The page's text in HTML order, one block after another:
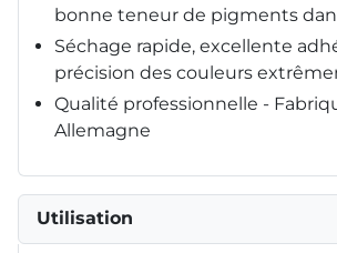
bonne teneur de pigments
Séchage rapide, excellente
précision des couleurs
Qualité professionnelle -
Allemagne
Utilisation